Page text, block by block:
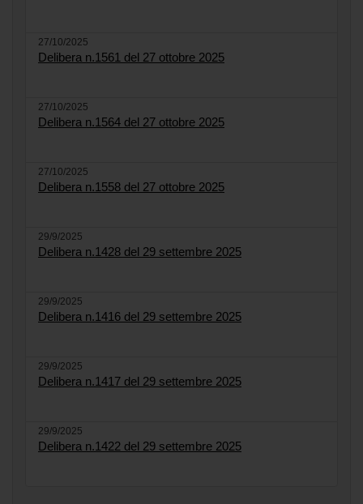
27/10/2025
Delibera n.1561 del 27 ottobre 2025
27/10/2025
Delibera n.1564 del 27 ottobre 2025
27/10/2025
Delibera n.1558 del 27 ottobre 2025
29/9/2025
Delibera n.1428 del 29 settembre 2025
29/9/2025
Delibera n.1416 del 29 settembre 2025
29/9/2025
Delibera n.1417 del 29 settembre 2025
29/9/2025
Delibera n.1422 del 29 settembre 2025